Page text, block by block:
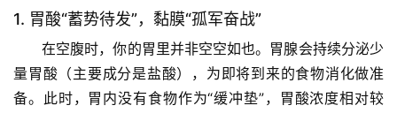
1. 胃酸“蓄势待发”，黏膜“孤军奋战”
在空腹时，你的胃里并非空空如也。胃腺会持续分泌少
量胃酸（主要成分是盐酸），为即将到来的食物消化做准
备。此时，胃内没有食物作为“缓冲垫”，胃酸浓度相对较